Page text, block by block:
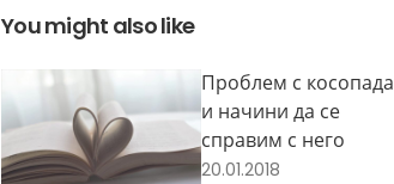
You might also like
Проблем с косопада
и начини да се
справим с него
20.01.2018